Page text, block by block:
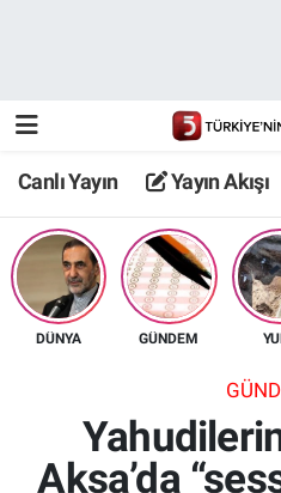
Canlı Yayın Yayın Akışı
DÜNYA GÜNDEM
Aksa’da
TV 5 Ekranı ve Arşiv